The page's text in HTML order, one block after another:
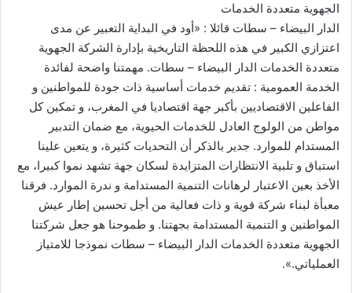
الجهوية متعددة الخدمات
الدار البيضاء – سطات قائلا : «أود في البداية التعبير عن مدى
اعتزازي الكبير في هذه اللحظة التاريخية بإدارة الشركة الجهوية
متعددة الخدمات الدار البيضاء – سطات. مهمتنا واضحة لفائدة
الخدمة العمومية : تقديم خدمات أساسية ذات جودة للمواطنين و
الفاعلين الاقتصاديين بأكبر جهة اقتصاديا في المغرب، و تمكين كل
مواطن من الولوج العادل للخدمات الحيوية، مع ضمان التدبير
المستدام للموارد. جدير بالذكر أن التحديات كثيرة، و يتعين علينا
استباق و تلبية الانتظارات المتزايدة لسكان جهة تشهد نموا كبيرا، مع
الأخذ بعين الاعتبار لرهانات التنمية المستدامة و ندرة الموارد. فرقنا
معبأة لبناء شركة قوية و ذات فعالية من أجل تحسين إطار عيش
المواطنين و التنمية المستدامة بجهتنا. و طموحنا هو جعل شركتنا
الجهوية متعددة الخدمات الدار البيضاء – سطات نموذجا للامتياز
العملياتي.».